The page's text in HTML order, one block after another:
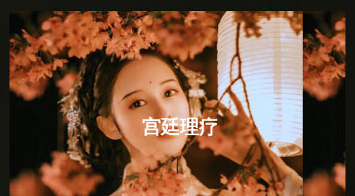
宫廷理疗
宫廷理疗
宫廷理疗，融入印度瑜伽的柔美与灵动后全新推出。将
恢宏与霸气放进一处幽居的男子，回眸一笑间褪落六宫
粉黛的佳人，通过砭、针、灸、药，以及导引按跷，从
而恢复和保持生理的均衡与平和。